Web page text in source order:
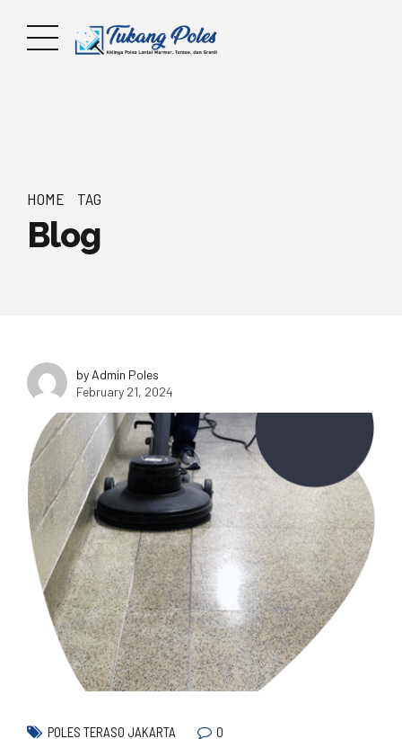
HOME TAG
Blog
by Admin Poles
February 21, 2024
POLES TERASO JAKARTA 0